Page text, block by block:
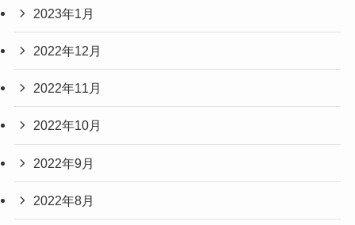
2023年1月
2022年12月
2022年11月
2022年10月
2022年9月
2022年8月